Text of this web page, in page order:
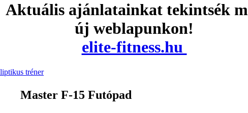
Aktuális ajánlatainkat tekintsék
új weblapunkon!
elite-fitness.hu
tréner
Master F-15 Futópad